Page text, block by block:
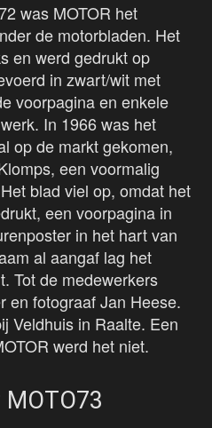
was MOTOR het
de motorbladen. Het
en werd gedrukt op
in zwart/wit met
voorpagina en enkele
In 1966 was het
op de markt gekomen,
een voormalig
blad viel op, omdat het
een voorpagina in
in het hart van
al aangaf lag het
Tot de medewerkers
en fotograaf Jan Heese.
Veldhuis in Raalte. Een
werd het niet.